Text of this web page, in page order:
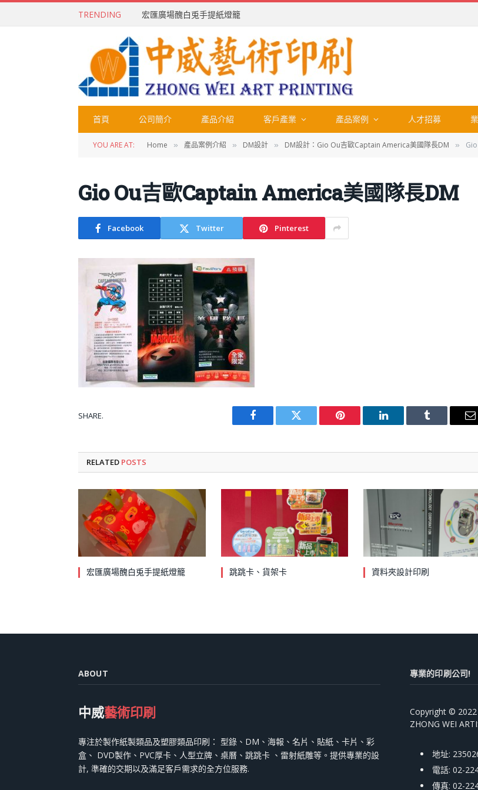
TRENDING 宏匯廣場醜白兎手提紙燈籠
首頁 公司簡介 產品介紹 客戶產業 產品案例 人才招募
YOU ARE AT: Home » 產品案例介紹 » DM設計 » DM設計：Gio Ou吉歐Captain America美國隊長DM »
Gio Ou吉歐Captain America美國隊長DM
Facebook Twitter Pinterest
SHARE.
Facebook Twitter Pinterest LinkedIn Tumblr
RELATED POSTS
宏匯廣場醜白兎手提紙燈籠 跳跳卡、貨架卡 資料夾設計印刷
ABOUT
中威藝術印刷
專注於製作紙製類品及塑膠類品印刷： 型錄、DM、海報、名片、貼紙、卡片、彩
盒、 DVD製作、PVC厚卡、人型立牌、桌曆、跳跳卡 、雷射紙雕等。提供專業的設
計, 準確的交期以及滿足客戶需求的全方位服務.
專業的印刷公司!
Copyright © 2022
ZHONG WEI
地址:
電話: 02-
傳真: 02-